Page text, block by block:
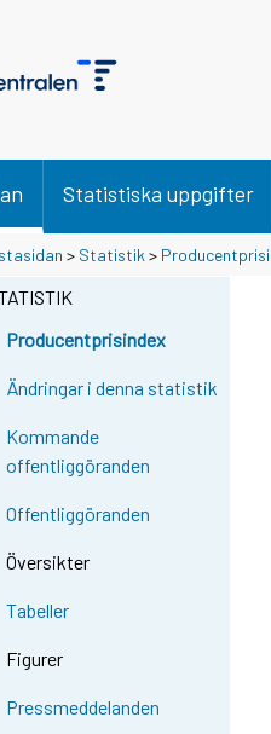
Statistiska uppgifter
> Statistik >
Producentprisindex
Ändringar i denna statistik
Kommande
offentliggöranden
Offentliggöranden
Översikter
Tabeller
Figurer
Pressmeddelanden